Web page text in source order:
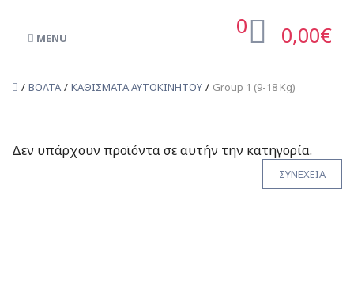
0 0,00€
MENU
ΒΟΛΤΑ ΚΑΘΙΣΜΑΤΑ ΑΥΤΟΚΙΝΗΤΟΥ Group 1 (9-18 Kg)
Δεν υπάρχουν προϊόντα σε αυτήν την κατηγορία.
ΣΥΝΕΧΕΙΑ